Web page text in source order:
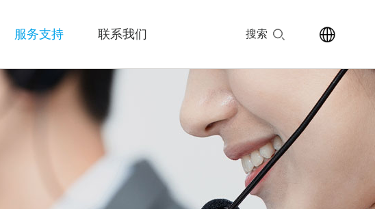
搜索
服务支持 联系我们